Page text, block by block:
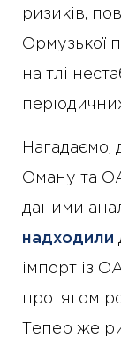
ризиків,
Ормузької
на тлі
Нагадаємо,
Оману та
даними
надходили
імпорт із
протягом
Тепер же